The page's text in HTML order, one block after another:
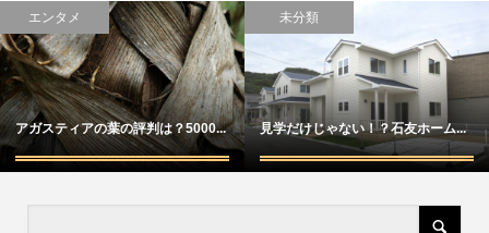
エンタメ
アガスティアの葉の評判は？5000...
未分類
見学だけじゃない！？石友ホーム...